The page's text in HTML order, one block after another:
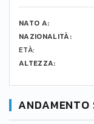
NATO A:
NAZIONALITÀ:
ETÀ:
ALTEZZA:
ANDAMENTO